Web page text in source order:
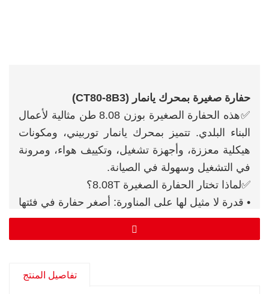
حفارة صغيرة بمحرك يانمار (CT80-8B3)
✅هذه الحفارة الصغيرة بوزن 8.08 طن مثالية لأعمال
البناء البلدي. تتميز بمحرك يانمار توربيني، ومكونات
هيكلية معززة، وأجهزة تشغيل، وتكييف هواء، ومرونة
في التشغيل وسهولة في الصيانة.
✅لماذا تختار الحفارة الصغيرة 8.08T؟
• قدرة لا مثيل لها على المناورة: أصغر حفارة في فئتها
من حيث الوزن، وهي مصممة للمساحات الضيقة.
• ملحقات متعددة الاستخدامات: قم بالتخصيص لأي
تفاصيل المنتج